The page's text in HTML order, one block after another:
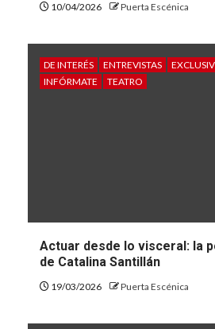
10/04/2026 Puerta Escénica
DE INTERÉS ENTREVISTAS
INFÓRMATE
TEATRO
Actuar desde lo visceral: la
de Catalina Santillán
19/03/2026 Puerta Escénica